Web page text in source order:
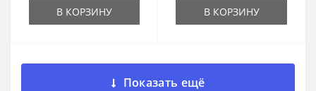
В КОРЗИНУ В КОРЗИНУ
Показать ещё